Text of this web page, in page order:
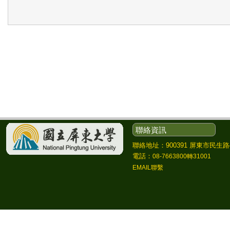
聯絡資訊
聯絡地址：900391 屏東市民生
電話： 08-7663800轉31001
EMAIL聯繫